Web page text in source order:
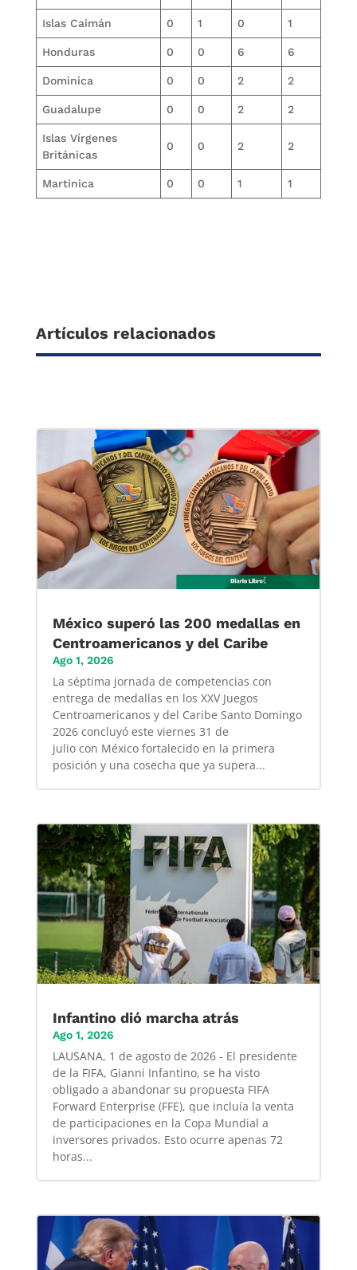
Islas Caimán 0 1 0 1
Honduras 0 0 6 6
Dominica 0 0 2 2
Guadalupe 0 0 2 2
Islas Vírgenes
Británicas
0 0 2 2
Martinica 0 0 1 1
Artículos relacionados
México superó las 200 medallas en
Centroamericanos y del Caribe
Ago 1, 2026
La séptima jornada de competencias con
entrega de medallas en los XXV Juegos
Centroamericanos y del Caribe Santo Domingo
2026 concluyó este viernes 31 de
julio con México fortalecido en la primera
posición y una cosecha que ya supera...
Infantino dió marcha atrás
Ago 1, 2026
LAUSANA, 1 de agosto de 2026 - El presidente
de la FIFA, Gianni Infantino, se ha visto
obligado a abandonar su propuesta FIFA
Forward Enterprise (FFE), que incluía la venta
de participaciones en la Copa Mundial a
inversores privados. Esto ocurre apenas 72
horas...